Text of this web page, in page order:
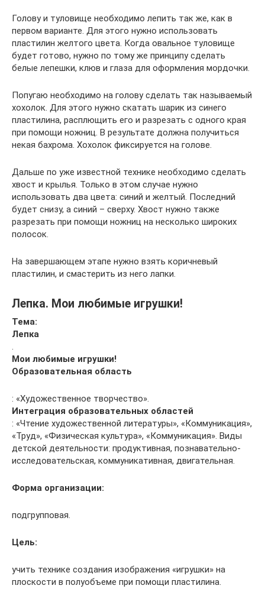
Голову и туловище необходимо лепить так же, как в
первом варианте. Для этого нужно использовать
пластилин желтого цвета. Когда овальное туловище
будет готово, нужно по тому же принципу сделать
белые лепешки, клюв и глаза для оформления мордочки.
Попугаю необходимо на голову сделать так называемый
хохолок. Для этого нужно скатать шарик из синего
пластилина, расплющить его и разрезать с одного края
при помощи ножниц. В результате должна получиться
некая бахрома. Хохолок фиксируется на голове.
Дальше по уже известной технике необходимо сделать
хвост и крылья. Только в этом случае нужно
использовать два цвета: синий и желтый. Последний
будет снизу, а синий – сверху. Хвост нужно также
разрезать при помощи ножниц на несколько широких
полосок.
На завершающем этапе нужно взять коричневый
пластилин, и смастерить из него лапки.
Лепка. Мои любимые игрушки!
Тема:
Лепка
.
Мои любимые игрушки!
Образовательная область
: «Художественное творчество».
Интеграция образовательных областей
: «Чтение художественной литературы», «Коммуникация»,
«Труд», «Физическая культура», «Коммуникация». Виды
детской деятельности: продуктивная, познавательно-
исследовательская, коммуникативная, двигательная.
Форма организации:
подгрупповая.
Цель:
учить технике создания изображения «игрушки» на
плоскости в полуобъеме при помощи пластилина.